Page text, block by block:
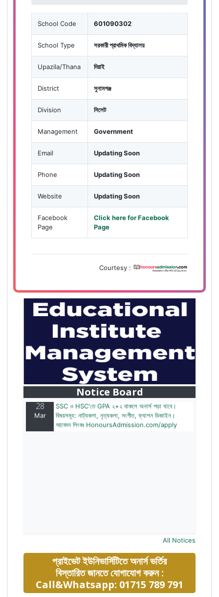
School Code 601090302
School Type সরকারী প্রাথমিক বিদ্যালয়
Upazila/Thana দিরাই
District সুনামগঞ্জ
Division সিলেট
Management Government
Email Updating Soon
Phone Updating Soon
Website Updating Soon
Facebook
Page
Click here for Facebook
Page
Courtesy :
Notice Board
বাজেটের মধ্যে প্রাইভেট ইউনিভার্সিটিতে অনার্স পড়ার সুযোগ।
২০টির অধিক বিষয়, ৪ বছরে মোট খরচ ২ লক্ষ থেকে ৫ লক্ষ টাকা।
আবেদন লিংকঃ HonoursAdmission.com/apply
28
Mar
SSC ও HSC'তে GPA ২+২ থাকলে অনার্স পড়া যাবে।
বিষয়সমূহ: নাট্যকলা, নৃত্যকলা, সংগীত, ফ্যাশন ডিজাইন।
আবেদন লিংকঃ HonoursAdmission.com/apply
All Notices
প্রাইভেট ইউনিভার্সিটিতে অনার্স ভর্তির
বিস্তারিত জানতে যোগাযোগ করুন :
Call&Whatsapp: 01715 789 791